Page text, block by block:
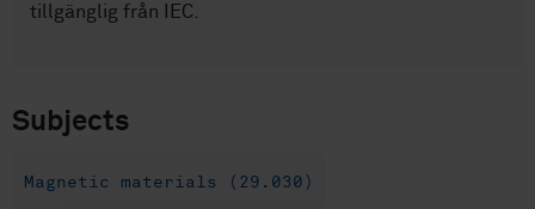
tillgänglig från IEC.
Subjects
Magnetic materials (29.030)